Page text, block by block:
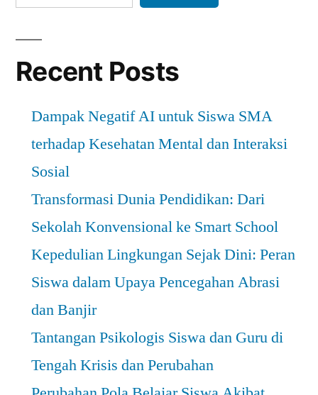
Cerdas
Recent Posts
Dampak Negatif AI untuk Siswa SMA
terhadap Kesehatan Mental dan Interaksi
Sosial
Transformasi Dunia Pendidikan: Dari
Sekolah Konvensional ke Smart School
Kepedulian Lingkungan Sejak Dini: Peran
Siswa dalam Upaya Pencegahan Abrasi
dan Banjir
Tantangan Psikologis Siswa dan Guru di
Tengah Krisis dan Perubahan